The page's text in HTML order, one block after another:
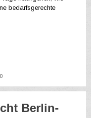
bedarfsgerechte
Berlin-